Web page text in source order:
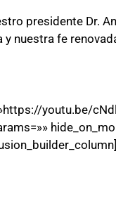
presidente Dr.
nuestra fe
youtu.be/